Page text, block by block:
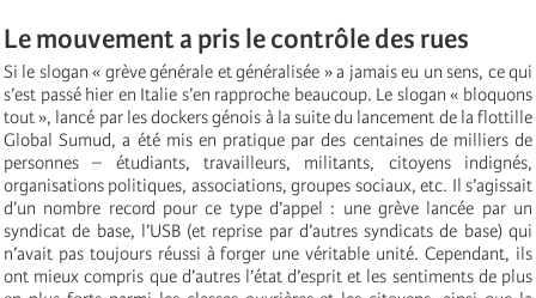
Le mouvement a pris le contrôle des rues
Si le slogan « grève générale et généralisée » a jamais eu un sens, ce qui
s’est passé hier en Italie s’en rapproche beaucoup. Le slogan « bloquons
tout », lancé par les dockers génois à la suite du lancement de la flottille
Global Sumud, a été mis en pratique par des centaines de milliers de
personnes – étudiants, travailleurs, militants, citoyens indignés,
organisations politiques, associations, groupes sociaux, etc. Il s’agissait
d’un nombre record pour ce type d’appel : une grève lancée par un
syndicat de base, l’USB (et reprise par d’autres syndicats de base) qui
n’avait pas toujours réussi à forger une véritable unité. Cependant, ils
ont mieux compris que d’autres l’état d’esprit et les sentiments de plus